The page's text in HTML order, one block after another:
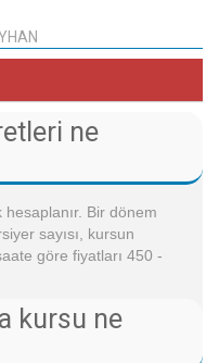
ne
hesaplanır. Bir dönem
sayısı, kursun
göre fiyatları 450 -
kursu ne